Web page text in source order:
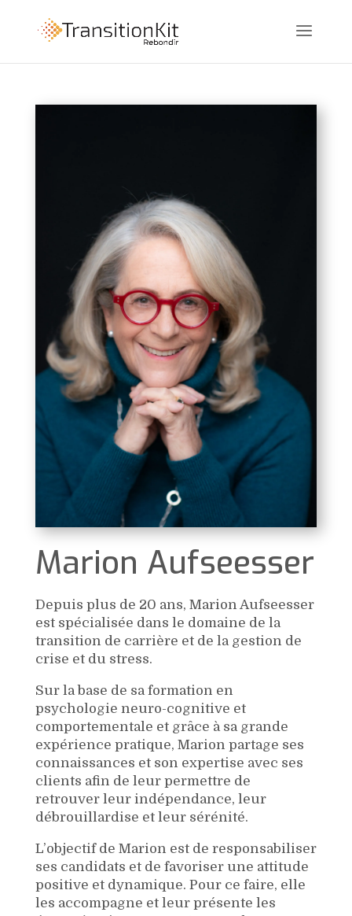
Marion Aufseesser
Depuis plus de 20 ans, Marion Aufseesser
est spécialisée dans le domaine de la
transition de carrière et de la gestion de
crise et du stress.
Sur la base de sa formation en
psychologie neuro-cognitive et
comportementale et grâce à sa grande
expérience pratique, Marion partage ses
connaissances et son expertise avec ses
clients afin de leur permettre de
retrouver leur indépendance, leur
débrouillardise et leur sérénité.
L’objectif de Marion est de responsabiliser
ses candidats et de favoriser une attitude
positive et dynamique. Pour ce faire, elle
les accompagne et leur présente les